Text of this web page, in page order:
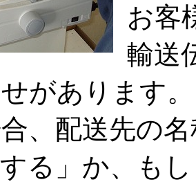
お客
輸送
があります
、配送先の
る」か、も